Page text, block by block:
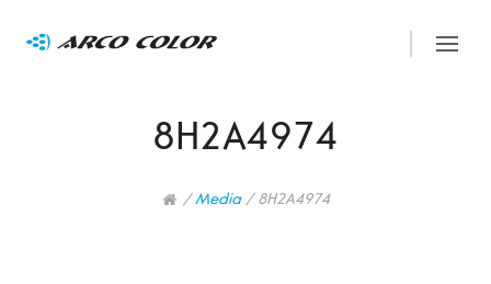
8H2A4974
/ Media / 8H2A4974